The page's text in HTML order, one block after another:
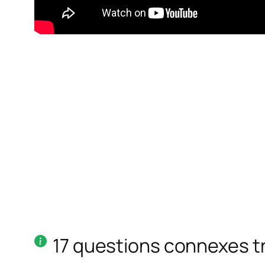
17 questions connexes